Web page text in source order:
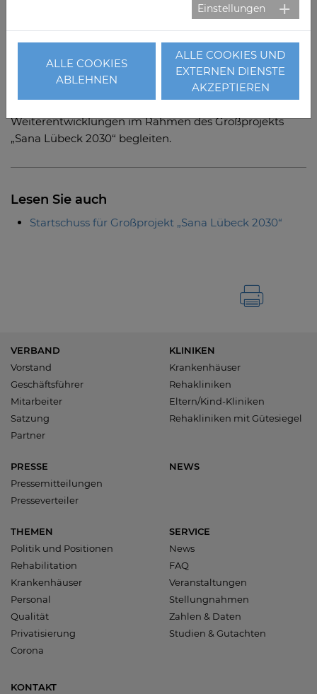
Sana-Standorte in Schleswig-Holstein, Hamburg und
Entscheidungen eingebunden.
Bartels kennt die Region und das Umfeld bestens und
wird die zukünftigen Herausforderungen im Zuge der
Krankenhausreform sowie die strategischen
Weiterentwicklungen im Rahmen des Großprojekts
„Sana Lübeck 2030“ begleiten.
Lesen Sie auch
Startschuss für Großprojekt „Sana Lübeck 2030“
VERBAND
Vorstand
Geschäftsführer
Mitarbeiter
Satzung
Partner
KLINIKEN
Krankenhäuser
Rehakliniken
Eltern/Kind-Kliniken
Rehakliniken mit Gütesiegel
PRESSE
Pressemitteilungen
Presseverteiler
NEWS
THEMEN
Politik und Positionen
Rehabilitation
Krankenhäuser
Personal
Qualität
Privatisierung
Corona
SERVICE
News
FAQ
Veranstaltungen
Stellungnahmen
Zahlen & Daten
Studien & Gutachten
KONTAKT
Einstellungen
ALLE COOKIES
ABLEHNEN
ALLE COOKIES UND
EXTERNEN DIENSTE
AKZEPTIEREN